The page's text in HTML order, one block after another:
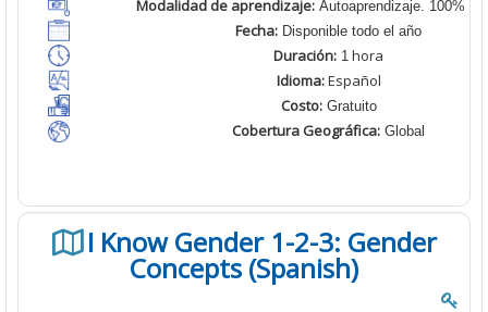
Modalidad de aprendizaje:Autoaprendizaje. 100%
Fecha: Disponible todo el año
Duración: 1 hora
Idioma:Español
Costo:Gratuito
Cobertura Geográfica: Global
I Know Gender 1-2-3: Gender
Concepts (Spanish)